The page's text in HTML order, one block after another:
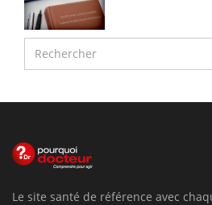
Le site santé de référence avec